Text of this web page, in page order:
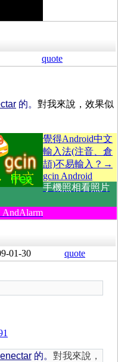
quote
的。 對我來說，效果似
覺得Android中文
輸入法(注音、倉
頡)不易輸入？→
gcin Android
手機照相看照片
01-30 quote
的。 對我來說，